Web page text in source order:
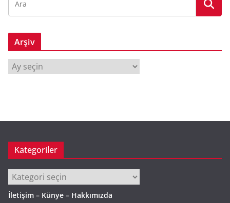
Arşiv
Kategoriler
Kategoriler
İletişim – Künye – Hakkımızda